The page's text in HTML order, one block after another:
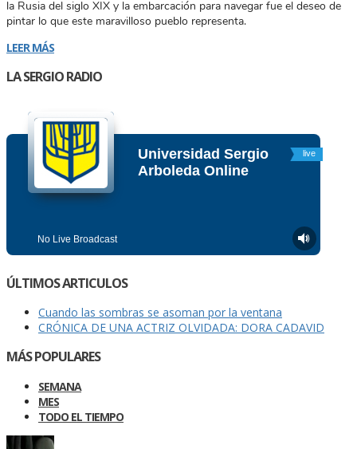
la Rusia del siglo XIX y la embarcación para navegar fue el deseo de
pintar lo que este maravilloso pueblo representa.
LEER MÁS
LA SERGIO RADIO
ÚLTIMOS ARTICULOS
Cuando las sombras se asoman por la ventana
CRÓNICA DE UNA ACTRIZ OLVIDADA: DORA CADAVID
MÁS POPULARES
SEMANA
MES
TODO EL TIEMPO